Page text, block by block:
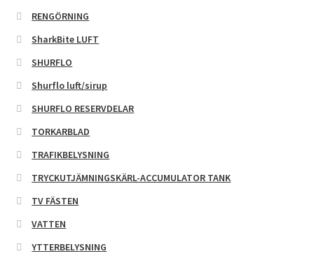
RENGÖRNING
SharkBite LUFT
SHURFLO
Shurflo luft/sirup
SHURFLO RESERVDELAR
TORKARBLAD
TRAFIKBELYSNING
TRYCKUTJÄMNINGSKÄRL-ACCUMULATOR TANK
TV FÄSTEN
VATTEN
YTTERBELYSNING